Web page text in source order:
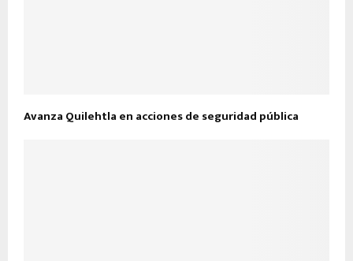
Avanza Quilehtla en acciones de seguridad pública